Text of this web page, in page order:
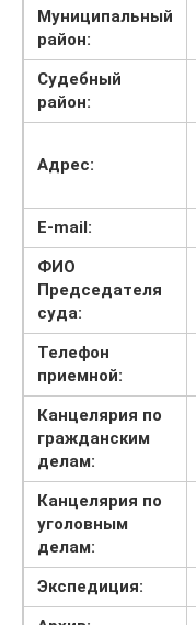
Муниципальный
район:
Судебный
район:
Адрес:
E-mail:
ФИО
Председателя
суда:
Телефон
приемной:
Канцелярия по
гражданским
делам:
Канцелярия по
уголовным
делам:
Экспедиция: